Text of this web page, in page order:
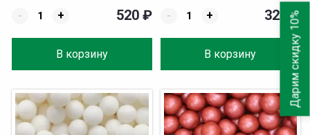
-
+
В корзину
520 ₽
-
+
В корзину
320₽
Дарим скидку 10%